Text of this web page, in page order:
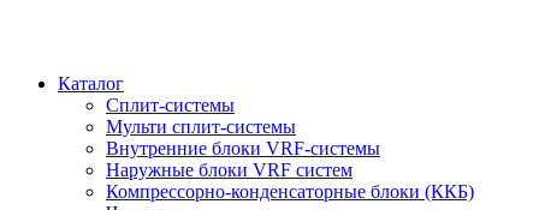
Каталог
Сплит-системы
Мульти сплит-системы
Внутренние блоки VRF-cистемы
Наружные блоки VRF cистем
Компрессорно-конденсаторные блоки (ККБ)